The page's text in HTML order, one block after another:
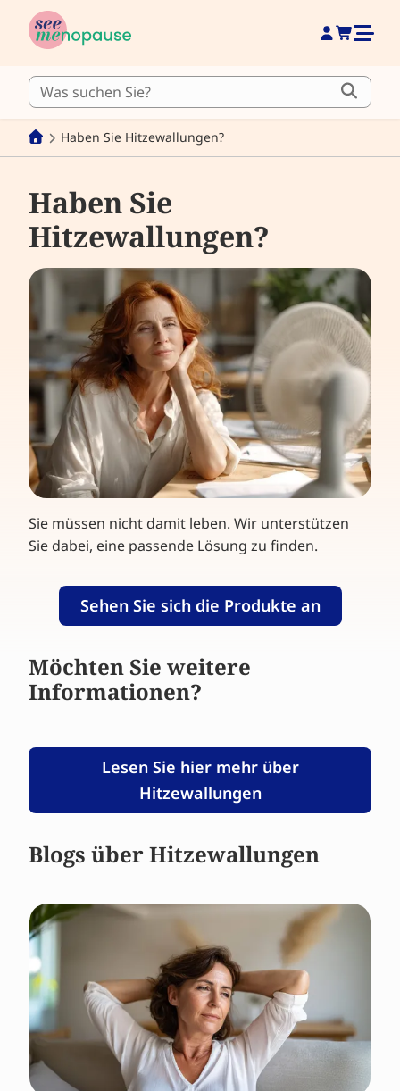
Haben Sie Hitzewallungen?
Haben Sie
Hitzewallungen?
Sie müssen nicht damit leben. Wir unterstützen
Sie dabei, eine passende Lösung zu finden.
Sehen Sie sich die Produkte an
Möchten Sie weitere
Informationen?
Lesen Sie hier mehr über
Hitzewallungen
Blogs über Hitzewallungen